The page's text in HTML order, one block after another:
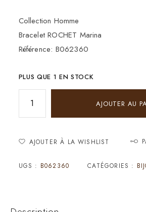
Collection Homme
Bracelet ROCHET Marina
Référence: B062360
PLUS QUE 1 EN STOCK
AJOUTER AU
AJOUTER À LA WISHLIST
UGS : B062360 CATÉGORIES :